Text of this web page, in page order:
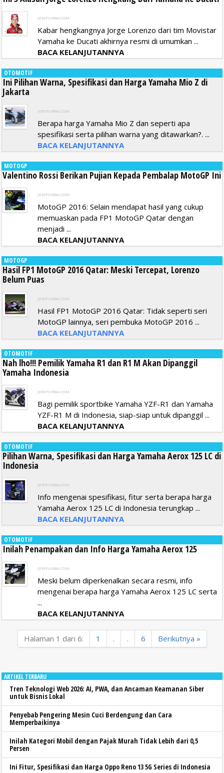
JERIPURBA.COM
Kabar hengkangnya Jorge Lorenzo dari tim Movistar
Yamaha ke Ducati akhirnya resmi di umumkan ...
BACA KELANJUTANNYA
OTOMOTIF
Ini Pilihan Warna, Spesifikasi dan Harga Yamaha Mio Z di
Jakarta
JERIPURBA.COM
Berapa harga Yamaha Mio Z dan seperti apa
spesifikasi serta pilihan warna yang ditawarkan?. ...
BACA KELANJUTANNYA
MOTOGP
Valentino Rossi Berikan Pujian Kepada Pembalap MotoGP Ini
JERIPURBA.COM
MotoGP 2016: Selain mendapat hasil yang cukup
memuaskan pada FP1 MotoGP Qatar dengan
menjadi ...
BACA KELANJUTANNYA
MOTOGP
Hasil FP1 MotoGP 2016 Qatar: Meski Tercepat, Lorenzo
Belum Puas
JERIPURBA.COM
Hasil FP1 MotoGP 2016 Qatar: Tidak seperti seri
MotoGP lainnya, seri pembuka MotoGP 2016 ...
BACA KELANJUTANNYA
OTOMOTIF
Nah lho!!! Pemilik Yamaha R1 dan R1 M Akan Dipanggil
Yamaha Indonesia
JERIPURBA.COM
Bagi pemilik sportbike Yamaha YZF-R1 dan Yamaha
YZF-R1 M di Indonesia, siap-siap untuk dipanggil ...
BACA KELANJUTANNYA
OTOMOTIF
Pilihan Warna, Spesifikasi dan Harga Yamaha Aerox 125 LC di
Indonesia
JERIPURBA.COM
Info mengenai spesifikasi, fitur serta berapa harga
Yamaha Aerox 125 LC di Indonesia terungkap ...
BACA KELANJUTANNYA
OTOMOTIF
Inilah Penampakan dan Info Harga Yamaha Aerox 125
JERIPURBA.COM
Meski belum diperkenalkan secara resmi, info
mengenai berapa harga Yamaha Aerox 125 LC serta
...
BACA KELANJUTANNYA
Halaman 1 dari 6: 1 . . 6 Berikutnya »
ARTIKEL TERBARU
Tren Teknologi Web 2026: AI, PWA, dan Ancaman Keamanan Siber
untuk Bisnis Lokal
Penyebab Pengering Mesin Cuci Berdengung dan Cara
Memperbaikinya
Inilah Kategori Mobil dengan Pajak Murah Tidak Lebih dari 0,5
Persen
Ini Fitur, Spesifikasi dan Harga Oppo Reno 13 5G Series di Indonesia